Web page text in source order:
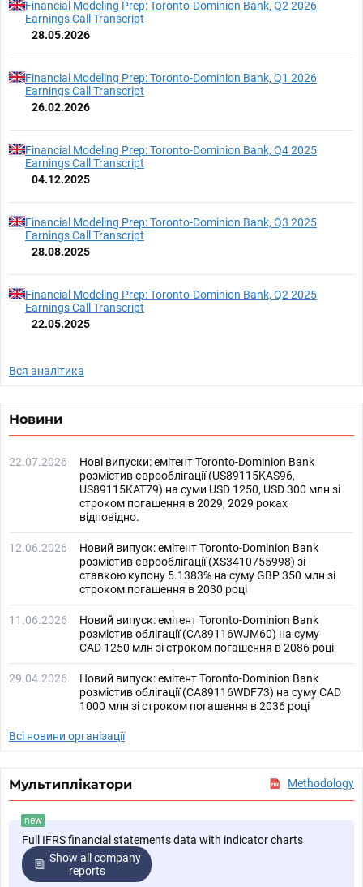
Financial Modeling Prep: Toronto-Dominion Bank, Q2 2026
Earnings Call Transcript
28.05.2026
Financial Modeling Prep: Toronto-Dominion Bank, Q1 2026
Earnings Call Transcript
26.02.2026
Financial Modeling Prep: Toronto-Dominion Bank, Q4 2025
Earnings Call Transcript
04.12.2025
Financial Modeling Prep: Toronto-Dominion Bank, Q3 2025
Earnings Call Transcript
28.08.2025
Financial Modeling Prep: Toronto-Dominion Bank, Q2 2025
Earnings Call Transcript
22.05.2025
Вся аналітика
Новини
22.07.2026
Нові випуски: емітент Toronto-Dominion Bank
розмістив єврооблігації (US89115KAS96,
US89115KAT79) на суми USD 1250, USD 300 млн зі
строком погашення в 2029, 2029 роках
відповідно.
12.06.2026
Новий випуск: емітент Toronto-Dominion Bank
розмістив єврооблігації (XS3410755998) зі
ставкою купону 5.1383% на суму GBP 350 млн зі
строком погашення в 2030 році
11.06.2026
Новий випуск: емітент Toronto-Dominion Bank
розмістив облігації (CA89116WJM60) на суму
CAD 1250 млн зі строком погашення в 2086 році
29.04.2026
Новий випуск: емітент Toronto-Dominion Bank
розмістив облігації (CA89116WDF73) на суму CAD
1000 млн зі строком погашення в 2036 році
Всі новини організації
Мультиплікатори Methodology
new
Full IFRS financial statements data with indicator charts
Show all company
reports